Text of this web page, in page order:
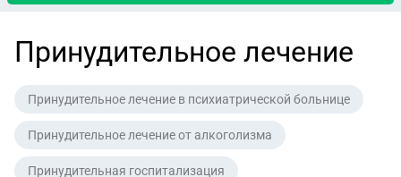
Принудительное лечение
Принудительное лечение в психиатрической больнице
Принудительное лечение от алкоголизма
Принудительная госпитализация